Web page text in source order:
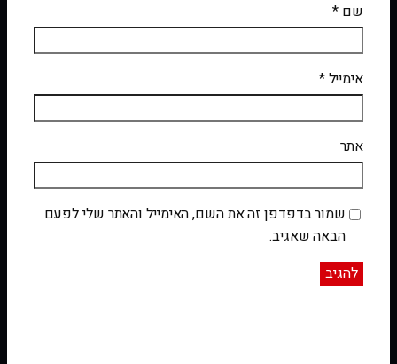
שם *
אימייל*
אתר
שמור בדפדפן זה את השם, האימייל והאתר שלי לפעם
הבאה שאגיב.